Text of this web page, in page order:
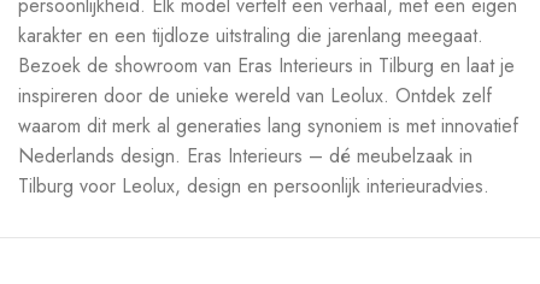
karakter en een tijdloze uitstraling die jarenlang meegaat.
Bezoek de showroom van Eras Interieurs in Tilburg en laat je
inspireren door de unieke wereld van Leolux. Ontdek zelf
waarom dit merk al generaties lang synoniem is met innovatief
Nederlands design. Eras Interieurs – dé meubelzaak in
Tilburg voor Leolux, design en persoonlijk interieuradvies.